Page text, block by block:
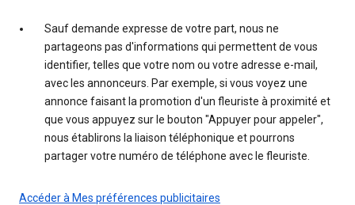
Sauf demande expresse de votre part, nous ne
partageons pas d'informations qui permettent de vous
identifier, telles que votre nom ou votre adresse e-mail,
avec les annonceurs. Par exemple, si vous voyez une
annonce faisant la promotion d'un fleuriste à proximité et
que vous appuyez sur le bouton "Appuyer pour appeler",
nous établirons la liaison téléphonique et pourrons
partager votre numéro de téléphone avec le fleuriste.
Accéder à Mes préférences publicitaires